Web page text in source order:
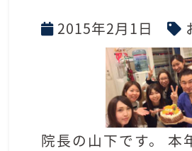
2015年2月1日
院長の山下です。 本